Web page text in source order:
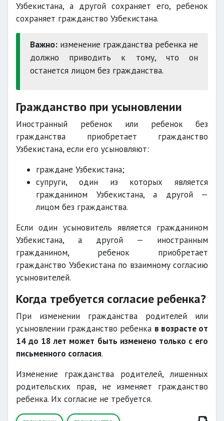
Узбекистана, а другой сохраняет его, ребенок
сохраняет гражданство Узбекистана.
Важно: изменение гражданства ребенка не
должно приводить к тому, что он
останется лицом без гражданства.
Гражданство при усыновлении
Иностранный ребенок или ребенок без
гражданства приобретает гражданство
Узбекистана, если его усыновляют:
граждане Узбекистана;
супруги, один из которых является
гражданином Узбекистана, а другой —
лицом без гражданства.
Если один усыновитель является гражданином
Узбекистана, а другой — иностранным
гражданином, ребенок приобретает
гражданство Узбекистана по взаимному согласию
усыновителей.
Когда требуется согласие ребенка?
При изменении гражданства родителей или
усыновлении гражданство ребенка в возрасте от
14 до 18 лет может быть изменено только с его
письменного согласия.
Изменение гражданства родителей, лишенных
родительских прав, не изменяет гражданство
ребенка. Их согласие не требуется.